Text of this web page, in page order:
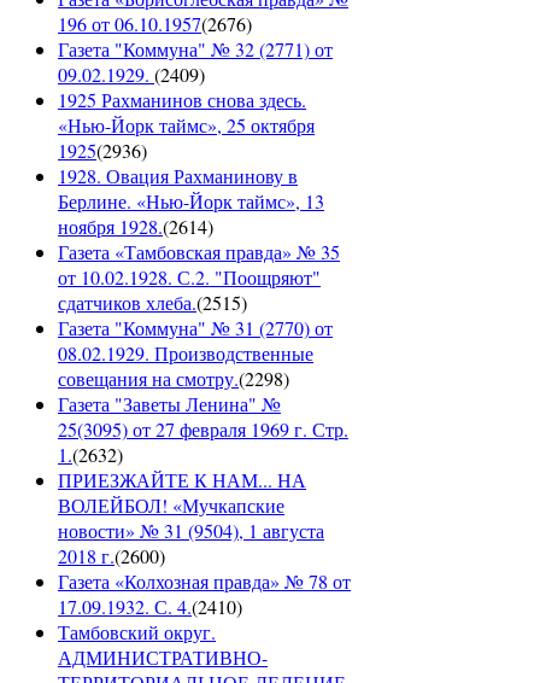
196 от 06.10.1957(2676)
Газета "Коммуна" № 32 (2771) от
09.02.1929. (2409)
1925 Рахманинов снова здесь.
«Нью-Йорк таймс», 25 октября
1925(2936)
1928. Овация Рахманинову в
Берлине. «Нью-Йорк таймс», 13
ноября 1928.(2614)
Газета «Тамбовская правда» № 35
от 10.02.1928. С.2. "Поощряют"
сдатчиков хлеба.(2515)
Газета "Коммуна" № 31 (2770) от
08.02.1929. Производственные
совещания на смотру.(2298)
Газета "Заветы Ленина" №
25(3095) от 27 февраля 1969 г. Стр.
1.(2632)
ПРИЕЗЖАЙТЕ К НАМ... НА
ВОЛЕЙБОЛ! «Мучкапские
новости» № 31 (9504), 1 августа
2018 г.(2600)
Газета «Колхозная правда» № 78 от
17.09.1932. С. 4.(2410)
Тамбовский округ.
АДМИНИСТРАТИВНО-